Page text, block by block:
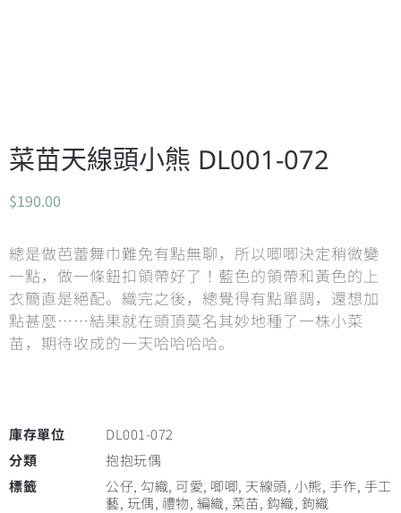
菜苗天線頭小熊 DL001-072
$190.00
總是做芭蕾舞巾難免有點無聊，所以唧唧決定稍微變
一點，做一條鈕扣領帶好了！藍色的領帶和黃色的上
衣簡直是絕配。織完之後，總覺得有點單調，還想加
點甚麼……結果就在頭頂莫名其妙地種了一株小菜
苗，期待收成的一天哈哈哈哈。
庫存單位
DL001-072
分類
抱抱玩偶
標籤
公仔, 勾織, 可愛, 唧唧, 天線頭, 小熊, 手作, 手工
藝, 玩偶, 禮物, 編織, 菜苗, 鈎織, 鉤織